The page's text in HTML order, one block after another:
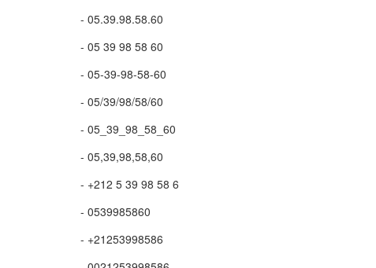
- 05.39.98.58.60
- 05 39 98 58 60
- 05-39-98-58-60
- 05/39/98/58/60
- 05_39_98_58_60
- 05,39,98,58,60
- +212 5 39 98 58 6
- 0539985860
- +21253998586